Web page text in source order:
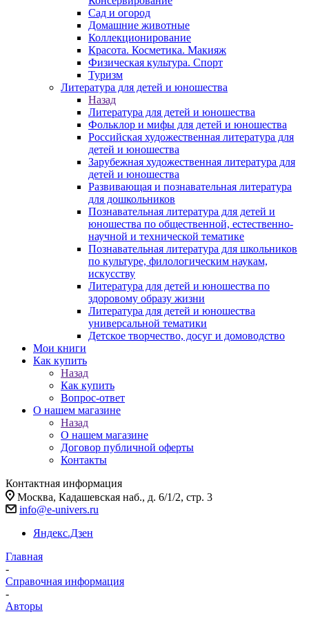
Сад и огород
Домашние животные
Коллекционирование
Красота. Косметика. Макияж
Физическая культура. Спорт
Туризм
Литература для детей и юношества
Назад
Литература для детей и юношества
Фольклор и мифы для детей и юношества
Российская художественная литература для
детей и юношества
Зарубежная художественная литература для
детей и юношества
Развивающая и познавательная литература
для дошкольников
Познавательная литература для детей и
юношества по общественной, естественно-
научной и технической тематике
Познавательная литература для школьников
по культуре, филологическим наукам,
искусству
Литература для детей и юношества по
здоровому образу жизни
Литература для детей и юношества
универсальной тематики
Детское творчество, досуг и домоводство
Мои книги
Как купить
Назад
Как купить
Вопрос-ответ
О нашем магазине
Назад
О нашем магазине
Договор публичной оферты
Контакты
Контактная информация
Москва, Кадашевская наб., д. 6/1/2, стр. 3
info@e-univers.ru
Яндекс.Дзен
Главная
-
Справочная информация
-
Авторы